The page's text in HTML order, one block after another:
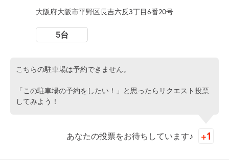
大阪府大阪市平野区長吉六反3丁目6番20号
5台
こちらの駐車場は予約できません。
「この駐車場の予約をしたい！」と思ったらリクエスト投票
してみよう！
あなたの投票をお待ちしています♪